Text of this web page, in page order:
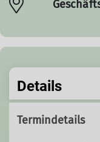
Details
Termindetails